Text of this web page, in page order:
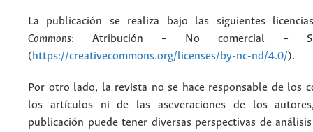
La publicación se realiza bajo las siguientes
Commons: Atribución – No comercial –
(https://creativecommons.org/licenses/by-nc-nd/4.0/).
Por otro lado, la revista no se hace responsable de los
los artículos ni de las aseveraciones de los
publicación puede tener diversas perspectivas de